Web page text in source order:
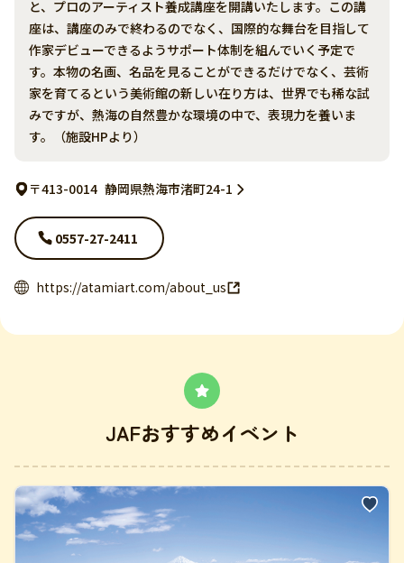
と、プロのアーティスト養成講座を開講いたします。この講
座は、講座のみで終わるのでなく、国際的な舞台を目指して
作家デビューできるようサポート体制を組んでいく予定で
す。本物の名画、名品を見ることができるだけでなく、芸術
家を育てるという美術館の新しい在り方は、世界でも稀な試
みですが、熱海の自然豊かな環境の中で、表現力を養いま
す。（施設HPより）
〒413-0014 静岡県熱海市渚町24-1
0557-27-2411
https://atamiart.com/about_us
JAFおすすめイベント